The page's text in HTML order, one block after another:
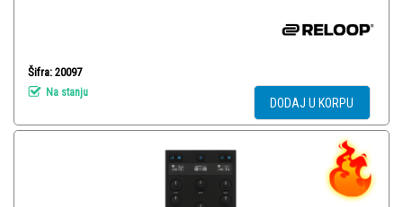
Šifra: 20097
Na stanju
DODAJ U KORPU